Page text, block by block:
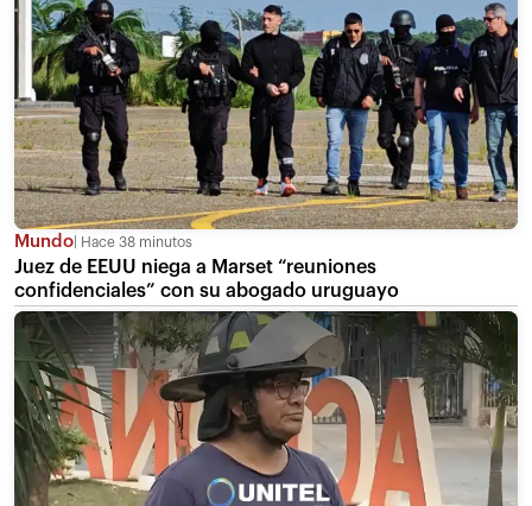
Mundo Hace 38 minutos
Juez de EEUU niega a Marset “reuniones
confidenciales” con su abogado uruguayo